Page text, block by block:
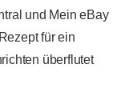
und Mein eBay
für ein
überflutet